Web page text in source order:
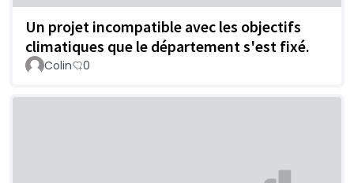
Un projet incompatible avec les objectifs
climatiques que le département s'est fixé.
Colin 0